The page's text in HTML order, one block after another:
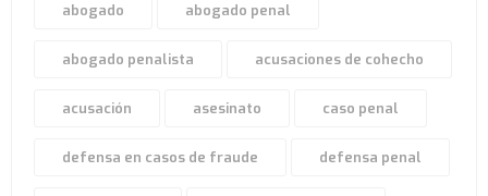
abogado abogado penal
abogado penalista acusaciones de cohecho
acusación asesinato caso penal
defensa en casos de fraude defensa penal